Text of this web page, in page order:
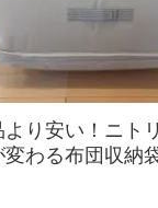
り安い！ニト
変わる布団収納袋